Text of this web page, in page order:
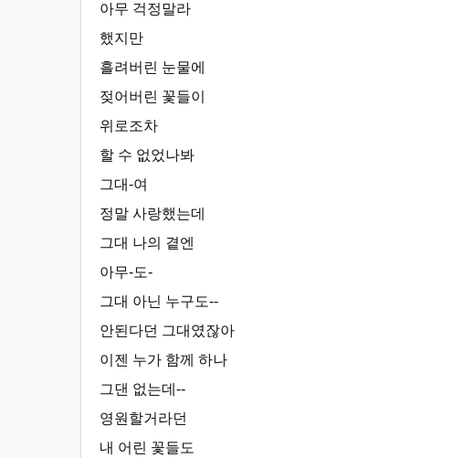
아무 걱정말라
했지만
흘려버린 눈물에
젖어버린 꽃들이
위로조차
할 수 없었나봐
그대-여
정말 사랑했는데
그대 나의 곁엔
아무-도-
그대 아닌 누구도--
안된다던 그대였잖아
이젠 누가 함께 하나
그댄 없는데--
영원할거라던
내 어린 꽃들도